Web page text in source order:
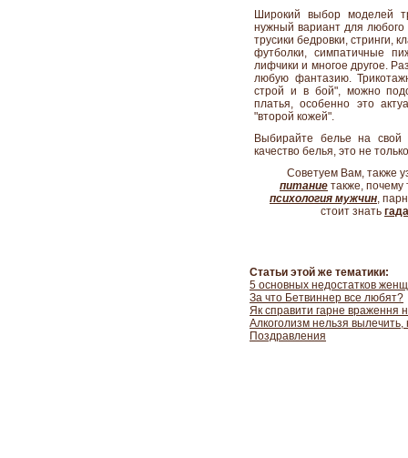
Широкий выбор моделей
нужный вариант для
трусики бедровки, стринги,
футболки, симпатичные
лифчики и многое другое.
любую фантазию.
строй и в бой", можно
платья, особенно это
"второй кожей".
Выбирайте белье на
качество белья, это не
Советуем Вам, также
питание также, почему
психология мужчин,
стоит знать
Статьи этой же тематики:
5 основных недостатков
За что Бетвиннер все любят?
Як справити гарне враження
Алкоголизм нельзя
Поздравления